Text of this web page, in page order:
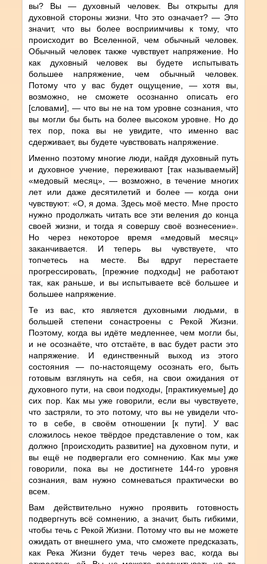
вы? Вы — духовный человек. Вы открыты для
духовной стороны жизни. Что это означает? — Это
значит, что вы более восприимчивы к тому, что
происходит во Вселенной, чем обычный человек.
Обычный человек также чувствует напряжение. Но
как духовный человек вы будете испытывать
большее напряжение, чем обычный человек.
Потому что у вас будет ощущение, — хотя вы,
возможно, не сможете осознанно описать его
[словами], — что вы не на том уровне сознания, что
вы могли бы быть на более высоком уровне. Но до
тех пор, пока вы не увидите, что именно вас
сдерживает, вы будете чувствовать напряжение.
Именно поэтому многие люди, найдя духовный путь
и духовное учение, переживают [так называемый]
«медовый месяц», — возможно, в течение многих
лет или даже десятилетий и более — когда они
чувствуют: «О, я дома. Здесь моё место. Мне просто
нужно продолжать читать все эти веления до конца
своей жизни, и тогда я совершу своё вознесение».
Но через некоторое время «медовый месяц»
заканчивается. И теперь вы чувствуете, что
топчетесь на месте. Вы вдруг перестаете
прогрессировать, [прежние подходы] не работают
так, как раньше, и вы испытываете всё большее и
большее напряжение.
Те из вас, кто является духовными людьми, в
большей степени сонастроены с Рекой Жизни.
Поэтому, когда вы идёте медленнее, чем могли бы,
и не осознаёте, что отстаёте, в вас будет расти это
напряжение. И единственный выход из этого
состояния — по-настоящему осознать его, быть
готовым взглянуть на себя, на свои ожидания от
духовного пути, на свои подходы, [практикуемые] до
сих пор. Как мы уже говорили, если вы чувствуете,
что застряли, то это потому, что вы не увидели что-
то в себе, в своём отношении [к пути]. У вас
сложилось некое твёрдое представление о том, как
должно [происходить развитие] на духовном пути, и
вы ещё не подвергали его сомнению. Как мы уже
говорили, пока вы не достигнете 144-го уровня
сознания, вам нужно сомневаться практически во
всем.
Вам действительно нужно проявить готовность
подвергнуть всё сомнению, а значит, быть гибкими,
чтобы течь с Рекой Жизни. Потому что вы не можете
ожидать от внешнего ума, что сможете предсказать,
как Река Жизни будет течь через вас, когда вы